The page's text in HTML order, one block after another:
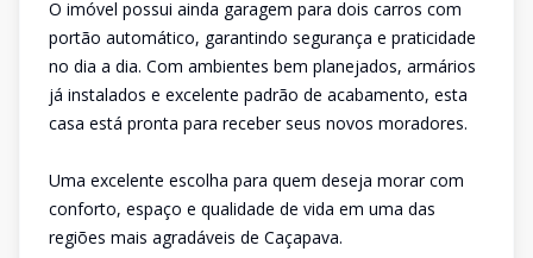
O imóvel possui ainda garagem para dois carros com
portão automático, garantindo segurança e praticidade
no dia a dia. Com ambientes bem planejados, armários
já instalados e excelente padrão de acabamento, esta
casa está pronta para receber seus novos moradores.
Uma excelente escolha para quem deseja morar com
conforto, espaço e qualidade de vida em uma das
regiões mais agradáveis de Caçapava.